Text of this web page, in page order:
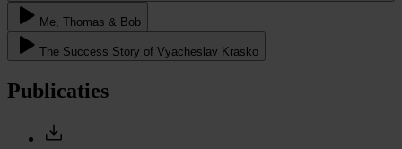
Me, Thomas & Bob
The Success Story of Vyacheslav Krasko
Publicaties